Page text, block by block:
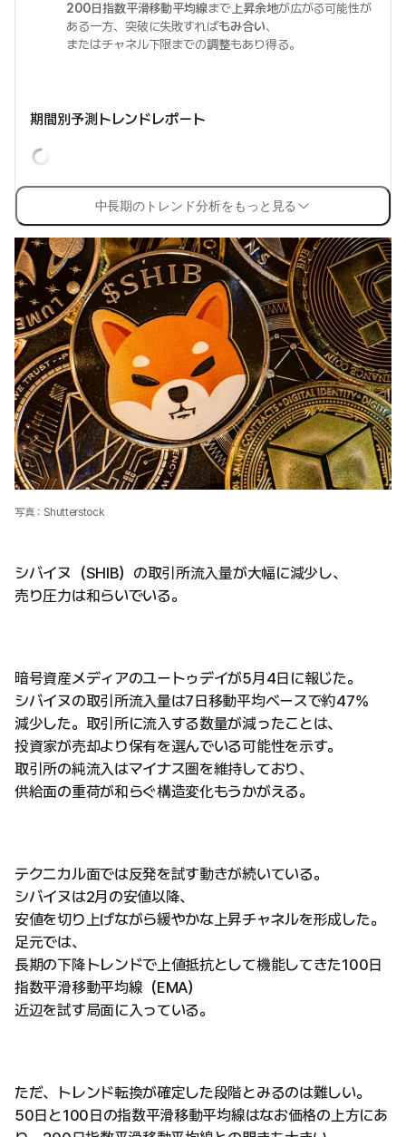
200日指数平滑移動平均線まで上昇余地が広がる可能性が
ある一方、突破に失敗すればもみ合い、
またはチャネル下限までの調整もあり得る。
期間別予測トレンドレポート
中長期のトレンド分析をもっと見る
写真：Shutterstock
シバイヌ（SHIB）の取引所流入量が大幅に減少し、
売り圧力は和らいでいる。
暗号資産メディアのユートゥデイが5月4日に報じた。
シバイヌの取引所流入量は7日移動平均ベースで約47%
減少した。取引所に流入する数量が減ったことは、
投資家が売却より保有を選んでいる可能性を示す。
取引所の純流入はマイナス圏を維持しており、
供給面の重荷が和らぐ構造変化もうかがえる。
テクニカル面では反発を試す動きが続いている。
シバイヌは2月の安値以降、
安値を切り上げながら緩やかな上昇チャネルを形成した。
足元では、
長期の下降トレンドで上値抵抗として機能してきた100日
指数平滑移動平均線（EMA）
近辺を試す局面に入っている。
ただ、トレンド転換が確定した段階とみるのは難しい。
50日と100日の指数平滑移動平均線はなお価格の上方にあ